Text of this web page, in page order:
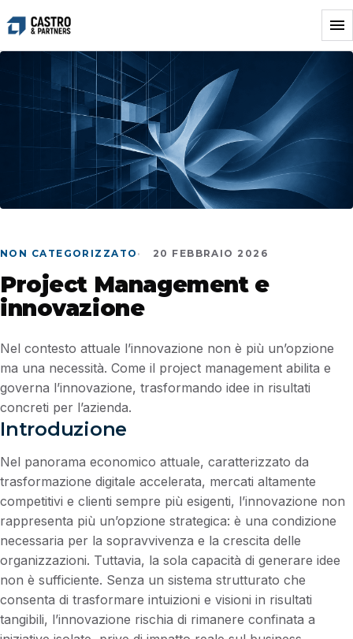
al
NON CATEGORIZZATO 20 FEBBRAIO 2026
Project Management e
innovazione
Nel contesto attuale l’innovazione non è più un’opzione
ma una necessità. Come il project management abilita e
governa l’innovazione, trasformando idee in risultati
concreti per l’azienda.
Introduzione
Nel panorama economico attuale, caratterizzato da
trasformazione digitale accelerata, mercati altamente
competitivi e clienti sempre più esigenti, l’innovazione non
rappresenta più un’opzione strategica: è una condizione
necessaria per la sopravvivenza e la crescita delle
organizzazioni. Tuttavia, la sola capacità di generare idee
non è sufficiente. Senza un sistema strutturato che
consenta di trasformare intuizioni e visioni in risultati
tangibili, l’innovazione rischia di rimanere confinata a